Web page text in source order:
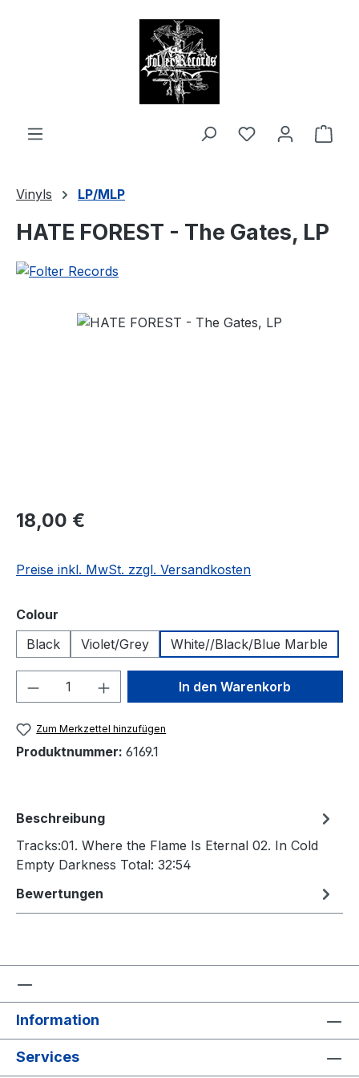
Vinyls LP/MLP
HATE FOREST - The Gates, LP
Bildergalerie überspringen
Regulärer Preis:
18,00 €
Preise inkl. MwSt. zzgl. Versandkosten
Colour
Black
Violet/Grey White//Black/Blue Marble
Produkt Anzahl: Gib denIn den Warenkorb
Zum Merkzettel hinzufügen
Produktnummer: 6169.1
Beschreibung
Tracks:01. Where the Flame Is Eternal 02. In Cold
Empty Darkness Total: 32:54
Bewertungen
Information
Services